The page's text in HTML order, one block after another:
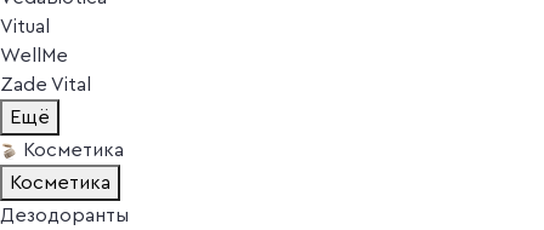
Vitual
WellMe
Zade Vital
Ещё
Косметика
Косметика
Дезодоранты